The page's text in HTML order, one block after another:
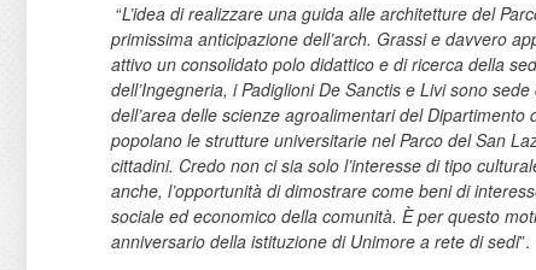
“L’idea di realizzare una guida alle architetture del
primissima anticipazione dell’arch. Grassi e davvero
attivo un consolidato polo didattico e di ricerca della
dell’Ingegneria, i Padiglioni De Sanctis e Livi sono
dell’area delle scienze agroalimentari del
popolano le strutture universitarie nel Parco del San
cittadini. Credo non ci sia solo l’interesse di tipo
anche, l’opportunità di dimostrare come beni di
sociale ed economico della comunità. È per questo
anniversario della istituzione di Unimore a rete di sedi”.